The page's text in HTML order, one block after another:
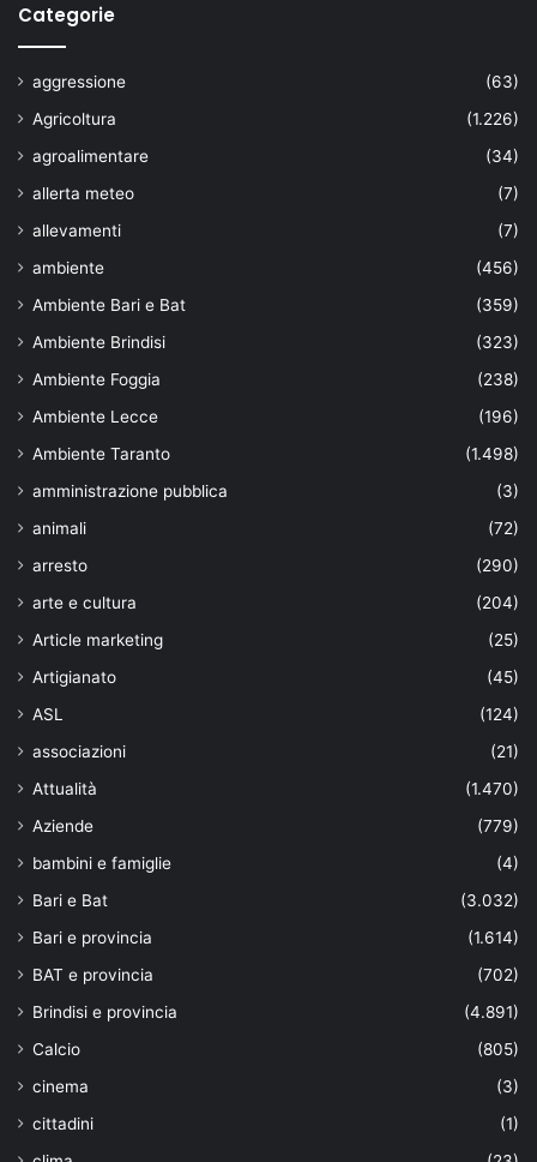
Categorie
aggressione
(63)
Agricoltura
(1.226)
agroalimentare
(34)
allerta meteo
(7)
allevamenti
(7)
ambiente
(456)
Ambiente Bari e Bat
(359)
Ambiente Brindisi
(323)
Ambiente Foggia
(238)
Ambiente Lecce
(196)
Ambiente Taranto
(1.498)
amministrazione pubblica
(3)
animali
(72)
arresto
(290)
arte e cultura
(204)
Article marketing
(25)
Artigianato
(45)
ASL
(124)
associazioni
(21)
Attualità
(1.470)
Aziende
(779)
bambini e famiglie
(4)
Bari e Bat
(3.032)
Bari e provincia
(1.614)
BAT e provincia
(702)
Brindisi e provincia
(4.891)
Calcio
(805)
cinema
(3)
cittadini
(1)